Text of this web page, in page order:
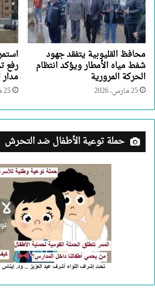
محافظ القليوبية يتفقد جهود
شفط مياه الأمطار ويؤكد انتظام
الحركة المرورية
25 مارس، 2026
رفع
مدار
25 مارس، 2026
حملة توعية الأطفال ضد التحرش